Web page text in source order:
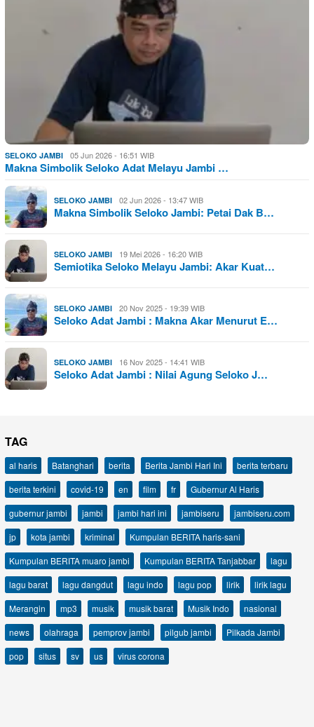
SELOKO JAMBI 05 Jun 2026 - 16:51 WIB
Makna Simbolik Seloko Adat Melayu Jambi …
SELOKO JAMBI 02 Jun 2026 - 13:47 WIB
Makna Simbolik Seloko Jambi: Petai Dak B…
SELOKO JAMBI 19 Mei 2026 - 16:20 WIB
Semiotika Seloko Melayu Jambi: Akar Kuat…
SELOKO JAMBI 20 Nov 2025 - 19:39 WIB
Seloko Adat Jambi : Makna Akar Menurut E…
SELOKO JAMBI 16 Nov 2025 - 14:41 WIB
Seloko Adat Jambi : Nilai Agung Seloko J…
TAG
al haris Batanghari berita Berita Jambi Hari Ini
berita terbaru
berita terkini
covid-19 en film fr
Gubernur Al Haris
gubernur jambi
jambi jambi hari ini jambiseru
jambiseru.com
jp
kota jambi kriminal
Kumpulan BERITA haris-sani
Kumpulan BERITA muaro jambi
Kumpulan BERITA Tanjabbar
lagu
lagu barat
lagu dangdut lagu indo lagu pop lirik
lirik lagu
Merangin
mp3 musik musik barat Musik Indo
nasional
news
olahraga pemprov jambi pilgub jambi
Pilkada Jambi
pop
situs sv us virus corona